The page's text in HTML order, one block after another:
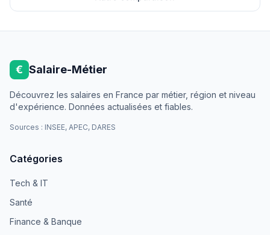
€ Salaire-Métier
Découvrez les salaires en France par métier, région et niveau
d'expérience. Données actualisées et fiables.
Sources : INSEE, APEC, DARES
Catégories
Tech & IT
Santé
Finance & Banque